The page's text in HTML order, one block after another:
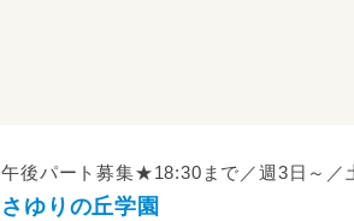
午後パート募集★18:30まで／週3日～／
さゆりの丘学園